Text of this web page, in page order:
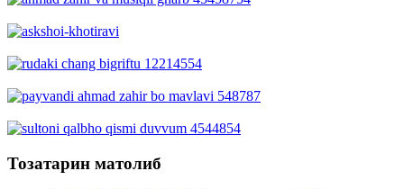
Тозатарин матолиб